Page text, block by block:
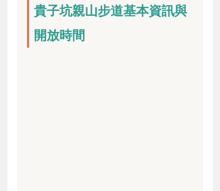
貴子坑親山步道基本資訊與
開放時間